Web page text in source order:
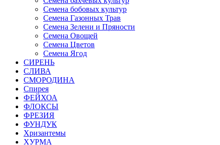
Семена бобовых культур
Семена Газонных Трав
Семена Зелени и Пряности
Семена Овощей
Семена Цветов
Семена Ягод
СИРЕНЬ
СЛИВА
СМОРОДИНА
Спирея
ФЕЙХОА
ФЛОКСЫ
ФРЕЗИЯ
ФУНДУК
Хризантемы
ХУРМА